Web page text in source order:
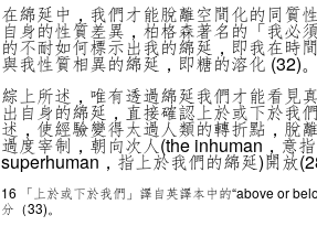
在綿延中，我們才能脫離空間化的同質
自身的性質差異，柏格森著名的「我必
的不耐如何標示出我的綿延，即我在時
與我性質相異的綿延，即糖的溶化 (32)。
綜上所述，唯有透過綿延我們才能看見
出自身的綿延，直接確認上於或下於我
述，使經驗變得太過人類的轉折點，脫
過度宰制，朝向次人(the inhuman，意
superhuman，指上於我們的綿延)開放
16 「上於或下於我們」譯自英譯本中的“above or
分（33)。